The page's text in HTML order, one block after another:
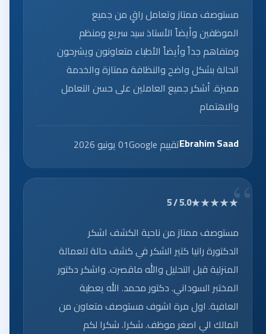
مستوصف ممتاز وتعامل راقٍ من جميع
الموظفين وأيضاً الأستاذ سيد سريع ومنظم
ومتفاهم جداً وأيضاً الأطباء متعاونون ويشرحون
الحالة بشكل واضح والنظافة ممتازة والخدمة
مميزة. أشكر جميع العاملين على حسن التعامل
والاهتمام
Ebrahim Saadتقييم Google 01 يونيو 2026
★★★★★
5.0 / 5
مستوصف ممتاز من ناحية الكشف اشكر
الدكتورة رانيا كتير الشكر في كشف حالة للعمالة
المنزلية قبل التحليل والله ماقصرت. واشكر دكتور
المختبر السوداني. دكتور محمد. الله يعطية
العافية. اول مرة اشوف مستوصف متعاون من
المالك الي اصغر موظف. شكرا. شكرا لكم